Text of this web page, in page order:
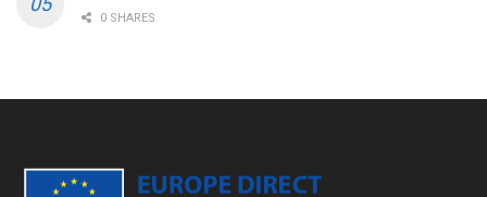
0 SHARES